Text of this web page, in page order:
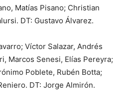
Matías Pisano; Christian
DT: Gustavo Álvarez.
Víctor Salazar, Andrés
Marcos Senesi, Elías Pereyra;
Poblete, Rubén Botta;
DT: Jorge Almirón.